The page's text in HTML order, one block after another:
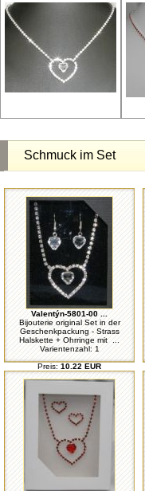
Schmuck im Set
Valentýn-5801-00 ...
Bijouterie original Set in der
Geschenkpackung - Strass
Halskette + Ohrringe mit ...
Varientenzahl: 1
Preis: 10.22 EUR